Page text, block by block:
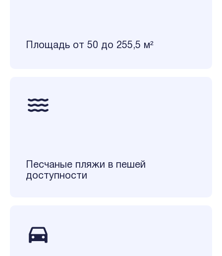
Площадь от 50 до 255,5 м²
Песчаные пляжи в пешей
доступности